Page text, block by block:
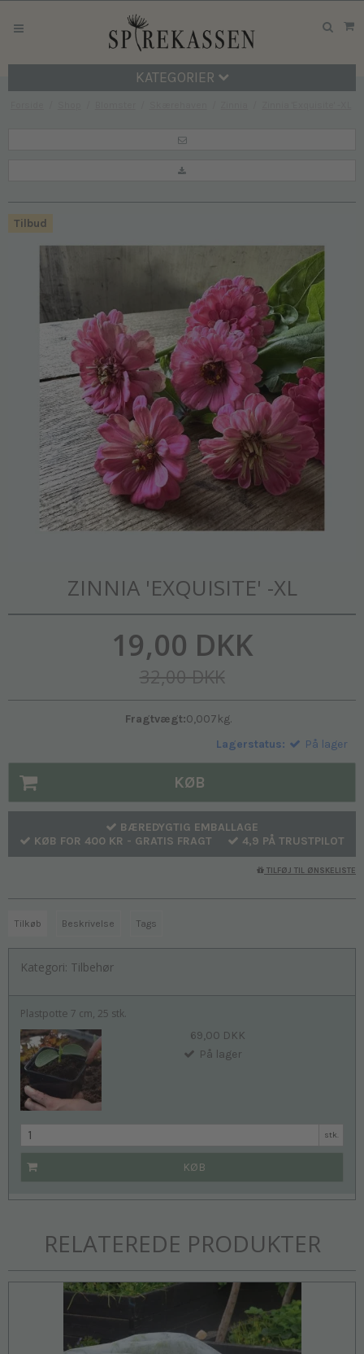
KATEGORIER
Tilbud
ZINNIA 'EXQUISITE' -XL
19,00 DKK
32,00 DKK
Fragtvægt:0,007kg.
Lagerstatus:
På lager
KØB
BÆREDYGTIG EMBALLAGE
KØB FOR 400 KR - GRATIS FRAGT
4,9 PÅ TRUSTPILOT
TILFØJ TIL ØNSKELISTE
Tilkøb Beskrivelse Tags
Kategori: Tilbehør
Plastpotte 7 cm, 25 stk.
69,00 DKK
På lager
stk.
KØB
RELATEREDE PRODUKTER